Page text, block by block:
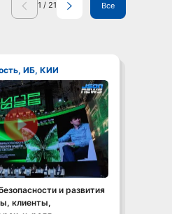
1 / 21 Все
ИБ, КИИ
видео
и развития
клиенты,